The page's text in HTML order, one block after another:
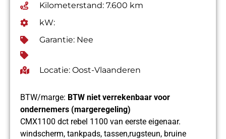
Kilometerstand: 7.600 km
kW:
Garantie: Nee
Locatie: Oost-Vlaanderen
BTW/marge: BTW niet verrekenbaar voor
ondernemers (margeregeling)
CMX1100 dct rebel 1100 van eerste eigenaar.
windscherm, tankpads, tassen,rugsteun, bruine